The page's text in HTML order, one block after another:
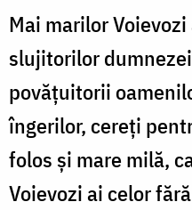
Mai marilor
slujitorilor
povăţuitorii
îngerilor, cereţi
folos şi mare milă,
Voievozi ai celor